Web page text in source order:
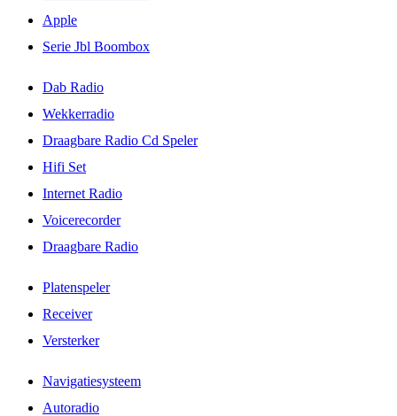
Apple
Serie Jbl Boombox
Dab Radio
Wekkerradio
Draagbare Radio Cd Speler
Hifi Set
Internet Radio
Voicerecorder
Draagbare Radio
Platenspeler
Receiver
Versterker
Navigatiesysteem
Autoradio